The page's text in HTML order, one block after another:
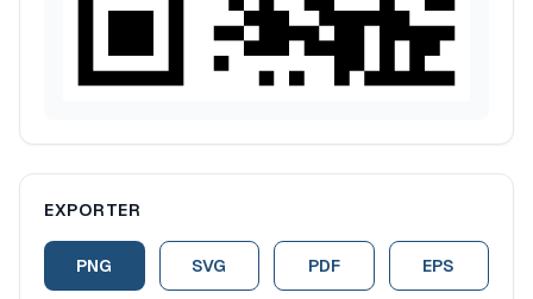
EXPORTER
PNG SVG PDF EPS